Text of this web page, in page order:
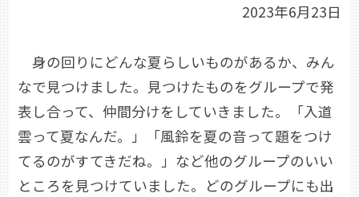
2023年6月23日
身の回りにどんな夏らしいものがあるか、みん
なで見つけました。見つけたものをグループで発
表し合って、仲間分けをしていきました。「入道
雲って夏なんだ。」「風鈴を夏の音って題をつけ
てるのがすてきだね。」など他のグループのいい
ところを見つけていました。どのグループにも出